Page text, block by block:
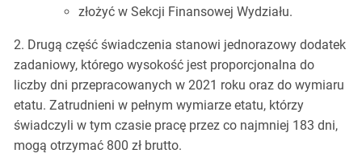
złożyć w Sekcji Finansowej Wydziału.
2. Drugą część świadczenia stanowi jednorazowy dodatek
zadaniowy, którego wysokość jest proporcjonalna do
liczby dni przepracowanych w 2021 roku oraz do wymiaru
etatu. Zatrudnieni w pełnym wymiarze etatu, którzy
świadczyli w tym czasie pracę przez co najmniej 183 dni,
mogą otrzymać 800 zł brutto.